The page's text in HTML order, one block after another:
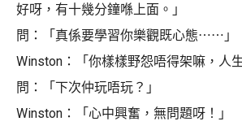
好呀，有十幾分鐘喺上面。」
問：「真係要學習你樂觀既心態⋯⋯」
Winston：「你樣樣野怨唔得架嘛，人
問：「下次仲玩唔玩？」
Winston：「心中興奮，無問題呀！」